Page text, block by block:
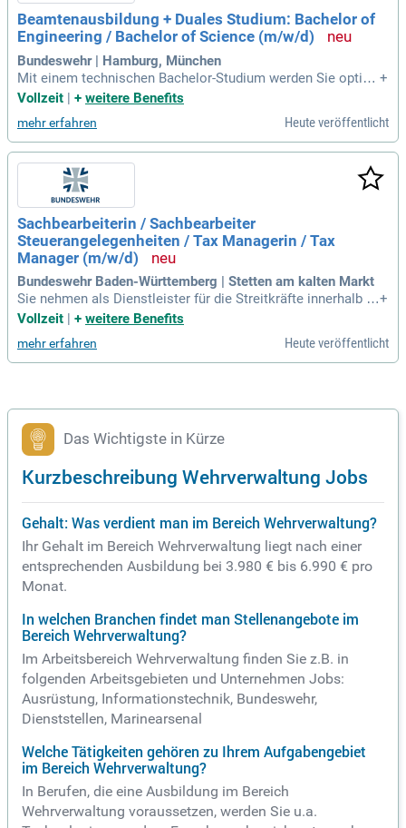
Beamtenausbildung + Duales Studium: Bachelor of
Engineering / Bachelor of Science (m/w/d)
Bundeswehr | Hamburg, München
Mit einem technischen Bachelor-Studium werden Sie optim
al auf Ihre verantwortungsvolle Arbeit im Bereich Wehrtechn
s zu Beginn Ihres Studiums ein Gehalt von monatlich minde
stens 2.700 € brutto.
+
Vollzeit | + weitere Benefits
mehr erfahren Heute veröffentlicht
Sachbearbeiterin / Sachbearbeiter
Steuerangelegenheiten / Tax Managerin / Tax
Manager (m/w/d)
Bundeswehr Baden-Württemberg | Stetten am kalten Markt
Sie nehmen als Dienstleister für die Streitkräfte innerhalb d
er Wehrverwaltung Aufgaben u.a. in den Bereichen Facility-
Betreuung und Beschaffung wahr.
+
Vollzeit | + weitere Benefits
mehr erfahren Heute veröffentlicht
Das Wichtigste in Kürze
Kurzbeschreibung Wehrverwaltung Jobs
Gehalt: Was verdient man im Bereich Wehrverwaltung?
Ihr Gehalt im Bereich Wehrverwaltung liegt nach einer
entsprechenden Ausbildung bei 3.980 € bis 6.990 € pro
Monat.
In welchen Branchen findet man Stellenangebote im
Bereich Wehrverwaltung?
Im Arbeitsbereich Wehrverwaltung finden Sie z.B. in
folgenden Arbeitsgebieten und Unternehmen Jobs:
Ausrüstung, Informationstechnik, Bundeswehr,
Dienststellen, Marinearsenal
Welche Tätigkeiten gehören zu Ihrem Aufgabengebiet
im Bereich Wehrverwaltung?
In Berufen, die eine Ausbildung im Bereich
Wehrverwaltung voraussetzen, werden Sie u.a.